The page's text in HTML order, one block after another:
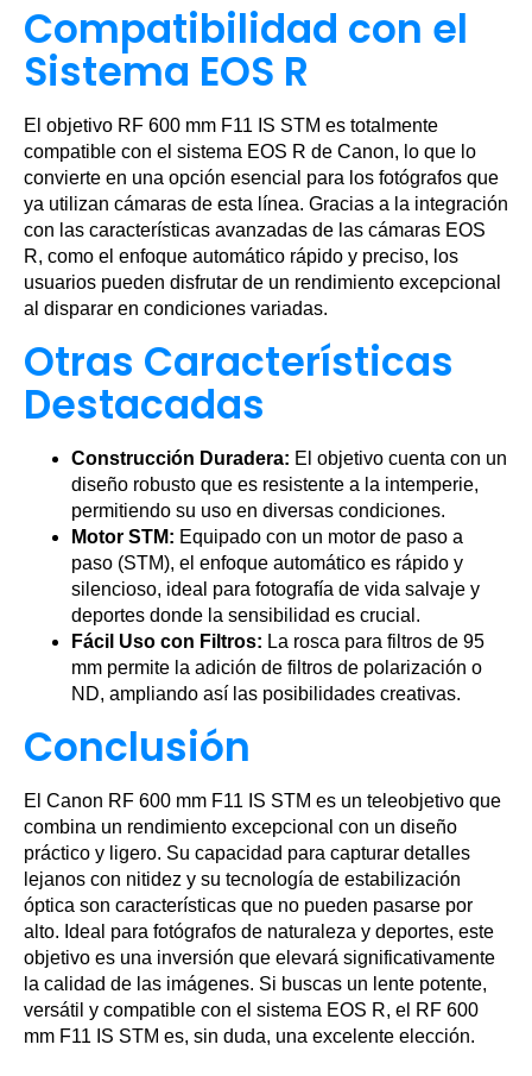
Compatibilidad con el
Sistema EOS R
El objetivo RF 600 mm F11 IS STM es totalmente
compatible con el sistema EOS R de Canon, lo que lo
convierte en una opción esencial para los fotógrafos que
ya utilizan cámaras de esta línea. Gracias a la integración
con las características avanzadas de las cámaras EOS
R, como el enfoque automático rápido y preciso, los
usuarios pueden disfrutar de un rendimiento excepcional
al disparar en condiciones variadas.
Otras Características
Destacadas
Construcción Duradera: El objetivo cuenta con un
diseño robusto que es resistente a la intemperie,
permitiendo su uso en diversas condiciones.
Motor STM: Equipado con un motor de paso a
paso (STM), el enfoque automático es rápido y
silencioso, ideal para fotografía de vida salvaje y
deportes donde la sensibilidad es crucial.
Fácil Uso con Filtros: La rosca para filtros de 95
mm permite la adición de filtros de polarización o
ND, ampliando así las posibilidades creativas.
Conclusión
El Canon RF 600 mm F11 IS STM es un teleobjetivo que
combina un rendimiento excepcional con un diseño
práctico y ligero. Su capacidad para capturar detalles
lejanos con nitidez y su tecnología de estabilización
óptica son características que no pueden pasarse por
alto. Ideal para fotógrafos de naturaleza y deportes, este
objetivo es una inversión que elevará significativamente
la calidad de las imágenes. Si buscas un lente potente,
versátil y compatible con el sistema EOS R, el RF 600
mm F11 IS STM es, sin duda, una excelente elección.